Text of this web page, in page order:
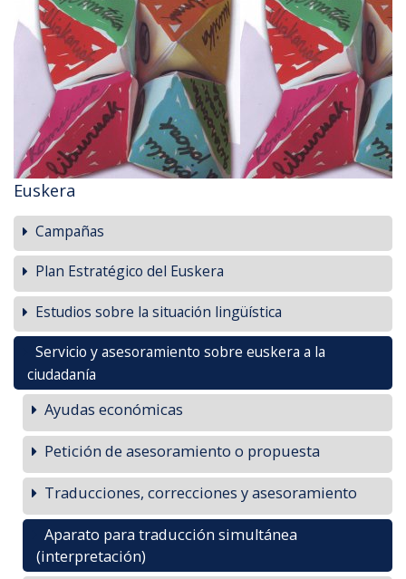
Euskera
Campañas
Plan Estratégico del Euskera
Estudios sobre la situación lingüística
Servicio y asesoramiento sobre euskera a la
ciudadanía
Ayudas económicas
Petición de asesoramiento o propuesta
Traducciones, correcciones y asesoramiento
Aparato para traducción simultánea
(interpretación)